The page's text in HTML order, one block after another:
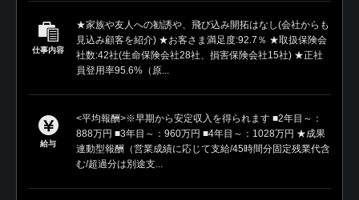
仕事内容
★家族や友人への勧誘や、飛び込み開拓はなし(会社からも
見込み顧客を紹介) ★お客さま満足度:92.7％ ★取扱保険会
社数:42社(生命保険会社28社、損害保険会社15社) ★正社
員登用率95.6%（原...
給与
<平均報酬>※早期から安定収入を得られます ■2年目～：
888万円 ■3年目～：960万円 ■4年目～：1028万円 ★成果
連動型報酬（営業成績に応じて支給/45時間分固定残業代含
む/超過分は別途支...